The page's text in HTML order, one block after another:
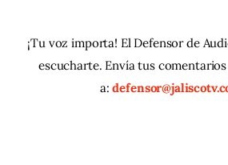
¡Tu voz importa! El Defensor de
escucharte. Envía tus
a: